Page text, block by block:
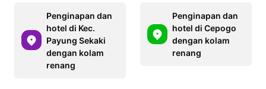
Penginapan dan
hotel di Kec.
Payung Sekaki
dengan kolam
renang
Penginapan dan
hotel di Cepogo
dengan kolam
renang